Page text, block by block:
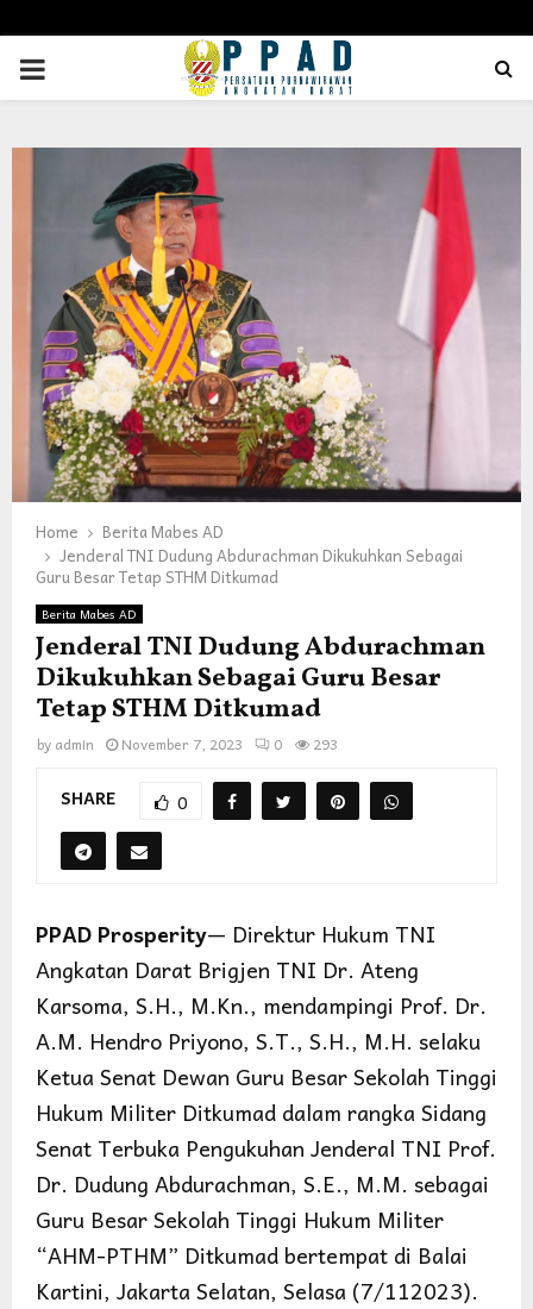
PRIMARY
Home
Berita Mabes AD
Jenderal TNI Dudung Abdurachman Dikukuhkan Sebagai
Guru Besar Tetap STHM Ditkumad
Berita Mabes AD
Jenderal TNI Dudung Abdurachman
Dikukuhkan Sebagai Guru Besar
Tetap STHM Ditkumad
by admin November 7, 2023 0 293
SHARE 0
PPAD Prosperity— Direktur Hukum TNI
Angkatan Darat Brigjen TNI Dr. Ateng
Karsoma, S.H., M.Kn., mendampingi Prof. Dr.
A.M. Hendro Priyono, S.T., S.H., M.H. selaku
Ketua Senat Dewan Guru Besar Sekolah Tinggi
Hukum Militer Ditkumad dalam rangka Sidang
Senat Terbuka Pengukuhan Jenderal TNI Prof.
Dr. Dudung Abdurachman, S.E., M.M. sebagai
Guru Besar Sekolah Tinggi Hukum Militer
“AHM-PTHM” Ditkumad bertempat di Balai
Kartini, Jakarta Selatan, Selasa (7/112023).